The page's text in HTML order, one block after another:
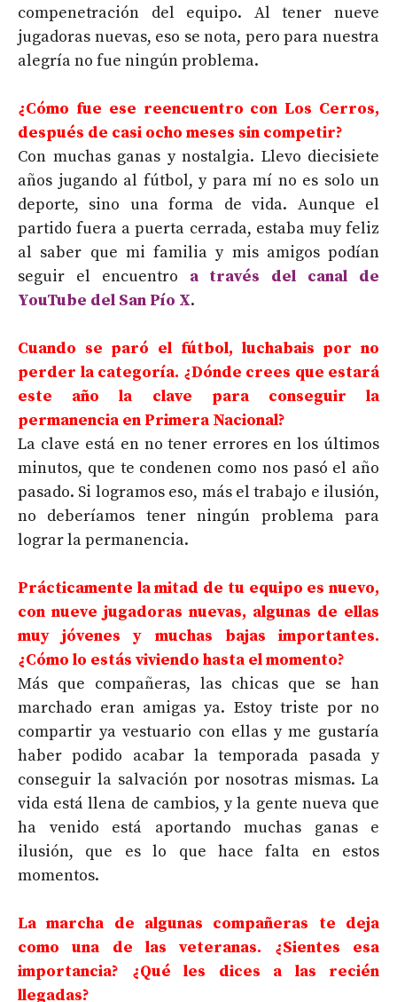
compenetración del equipo. Al tener nueve
jugadoras nuevas, eso se nota, pero para nuestra
alegría no fue ningún problema.
¿Cómo fue ese reencuentro con Los Cerros,
después de casi ocho meses sin competir?
Con muchas ganas y nostalgia. Llevo diecisiete
años jugando al fútbol, y para mí no es solo un
deporte, sino una forma de vida. Aunque el
partido fuera a puerta cerrada, estaba muy feliz
al saber que mi familia y mis amigos podían
seguir el encuentro a través del canal de
YouTube del San Pío X.
Cuando se paró el fútbol, luchabais por no
perder la categoría. ¿Dónde crees que estará
este año la clave para conseguir la
permanencia en Primera Nacional?
La clave está en no tener errores en los últimos
minutos, que te condenen como nos pasó el año
pasado. Si logramos eso, más el trabajo e ilusión,
no deberíamos tener ningún problema para
lograr la permanencia.
Prácticamente la mitad de tu equipo es nuevo,
con nueve jugadoras nuevas, algunas de ellas
muy jóvenes y muchas bajas importantes.
¿Cómo lo estás viviendo hasta el momento?
Más que compañeras, las chicas que se han
marchado eran amigas ya. Estoy triste por no
compartir ya vestuario con ellas y me gustaría
haber podido acabar la temporada pasada y
conseguir la salvación por nosotras mismas. La
vida está llena de cambios, y la gente nueva que
ha venido está aportando muchas ganas e
ilusión, que es lo que hace falta en estos
momentos.
La marcha de algunas compañeras te deja
como una de las veteranas. ¿Sientes esa
importancia? ¿Qué les dices a las recién
llegadas?